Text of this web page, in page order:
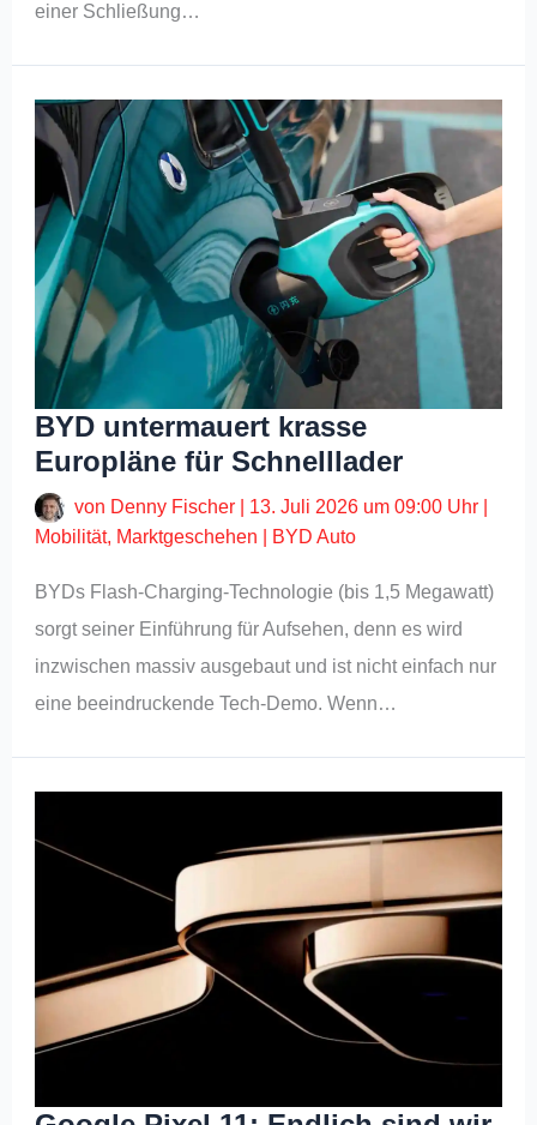
einer Schließung…
BYD untermauert krasse
Europläne für Schnelllader
von Denny Fischer 13. Juli 2026 um 09:00 Uhr
Mobilität, Marktgeschehen BYD Auto
BYDs Flash-Charging-Technologie (bis 1,5 Megawatt)
sorgt seiner Einführung für Aufsehen, denn es wird
inzwischen massiv ausgebaut und ist nicht einfach nur
eine beeindruckende Tech-Demo. Wenn…